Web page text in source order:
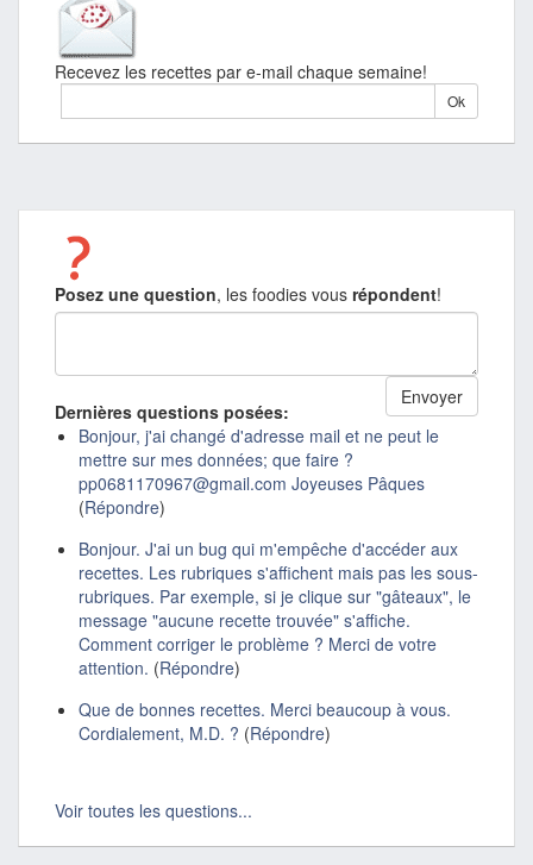
Recevez les recettes par e-mail chaque semaine!
Posez une question, les foodies vous répondent!
Dernières questions posées:
Bonjour, j'ai changé d'adresse mail et ne peut le
mettre sur mes données; que faire ?
pp0681170967@gmail.com Joyeuses Pâques
(Répondre)
Bonjour. J'ai un bug qui m'empêche d'accéder aux
recettes. Les rubriques s'affichent mais pas les sous-
rubriques. Par exemple, si je clique sur "gâteaux", le
message "aucune recette trouvée" s'affiche.
Comment corriger le problème ? Merci de votre
attention. (Répondre)
Que de bonnes recettes. Merci beaucoup à vous.
Cordialement, M.D. ? (Répondre)
Voir toutes les questions...